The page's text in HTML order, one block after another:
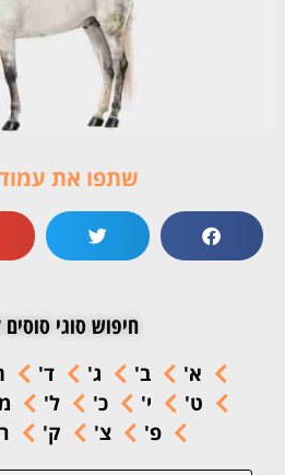
שתפו את
חיפוש סוגי
א' ב' ג' ד'
ט'
י' כ' ל'
פ'
צ' ק'